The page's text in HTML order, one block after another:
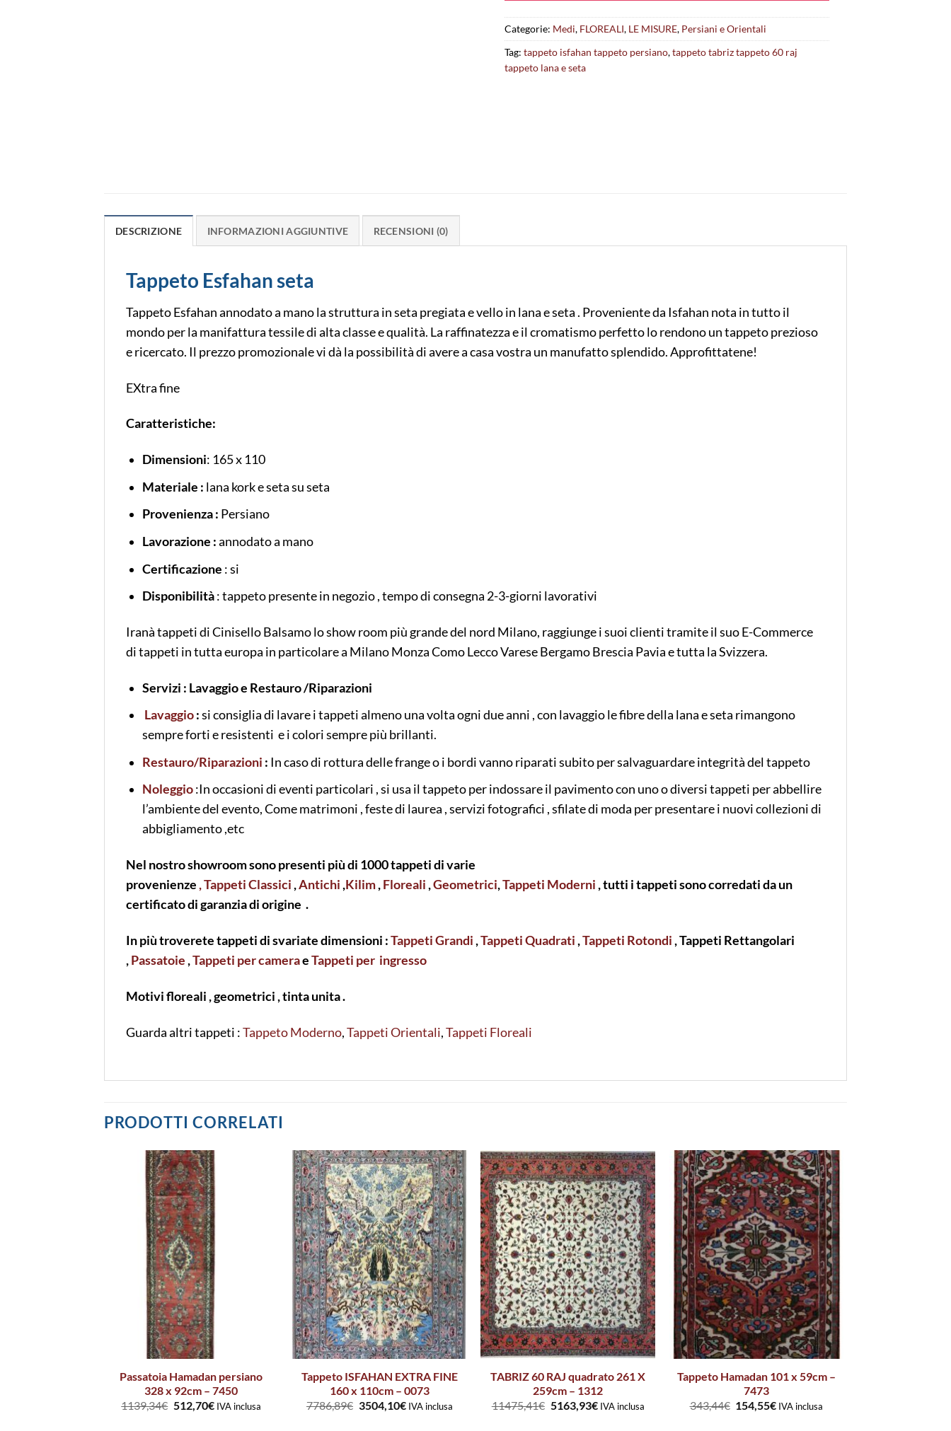
Categorie: Medi, FLOREALI, LE MISURE, Persiani e Orientali
Tag: tappeto isfahan tappeto persiano,tappeto tabriz tappeto 60 raj
tappeto lana e seta
DESCRIZIONE INFORMAZIONI AGGIUNTIVE RECENSIONI (0)
Tappeto Esfahan seta
Tappeto Esfahan annodato a mano la struttura in seta pregiata e vello in lana e seta . Proveniente da Isfahan nota in tutto il
mondo per la manifattura tessile di alta classe e qualità. La raffinatezza e il cromatismo perfetto lo rendono un tappeto prezioso
e ricercato. Il prezzo promozionale vi dà la possibilità di avere a casa vostra un manufatto splendido. Approfittatene!
EXtra fine
Caratteristiche:
Dimensioni: 165 x 110
Materiale : lana kork e seta su seta
Provenienza : Persiano
Lavorazione :annodato a mano
Certificazione : si
Disponibilità: tappeto presente in negozio , tempo di consegna 2-3-giorni lavorativi
Iranà tappeti di Cinisello Balsamo lo show room più grande del nord Milano, raggiunge i suoi clienti tramite il suo E-Commerce
di tappeti in tutta europa in particolare a Milano Monza Como Lecco Varese Bergamo Brescia Pavia e tutta la Svizzera.
Servizi : Lavaggio e Restauro /Riparazioni
Lavaggio:si consiglia di lavare i tappeti almeno una volta ogni due anni , con lavaggio le fibre della lana e seta rimangono
sempre forti e resistenti e i colori sempre più brillanti.
Restauro/Riparazioni : In caso di rottura delle frange o i bordi vanno riparati subito per salvaguardare integrità del tappeto
Noleggio:In occasioni di eventi particolari , si usa il tappeto per indossare il pavimento con uno o diversi tappeti per abbellire
l’ambiente del evento, Come matrimoni , feste di laurea , servizi fotografici , sfilate di moda per presentare i nuovi collezioni di
abbigliamento ,etc
Nel nostro showroom sono presenti più di 1000 tappeti di varie
provenienze, Tappeti Classici,Antichi,Kilim,Floreali,Geometrici,Tappeti Moderni, tutti i tappeti sono corredati da un
certificato di garanzia di origine .
In più troverete tappeti di svariate dimensioni :Tappeti Grandi,Tappeti Quadrati,Tappeti Rotondi, Tappeti Rettangolari
,Passatoie,Tappeti per cameraeTappeti per ingresso
Motivi floreali , geometrici , tinta unita .
Guarda altri tappeti :Tappeto Moderno,Tappeti Orientali,Tappeti Floreali
PRODOTTI CORRELATI
Passatoia Hamadan persiano
328 x 92cm – 7450
1139,34€ 512,70€ IVA inclusa
Tappeto ISFAHAN EXTRA FINE
160 x 110cm – 0073
7786,89€ 3504,10€ IVA inclusa
TABRIZ 60 RAJ quadrato 261 X
259cm – 1312
11475,41€ 5163,93€ IVA inclusa
Tappeto Hamadan 101 x 59cm –
7473
343,44€ 154,55€ IVA inclusa